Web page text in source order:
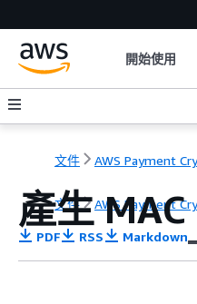
開始使用
文件 AWS Payment
文件 AWS Payment
產生 MAC
PDF RSS Markdown